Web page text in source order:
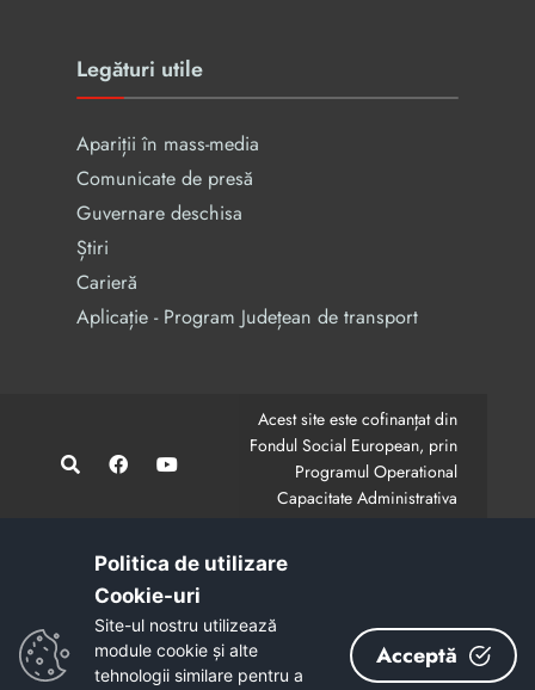
Legături utile
Apariții în mass-media
Comunicate de presă
Guvernare deschisa
Știri
Carieră
Aplicație - Program Județean de transport
Acest site este cofinanțat din
Fondul Social European, prin
Programul Operational
Capacitate Administrativa
CodMySmis/Sipoca: 128880/652;
Conținutul acestui site web nu reprezintă în mod
obligatoriu poziția oficială a Uniunii Europene.
Întreaga responsabilitate asupra corectitudinii și
coerenței informațiilor prezentate revine inițiatorilor site-
Politica de utilizare
Cookie-uri‎
Site-ul nostru utilizează
module cookie și alte
tehnologii similare pentru a
Acceptă